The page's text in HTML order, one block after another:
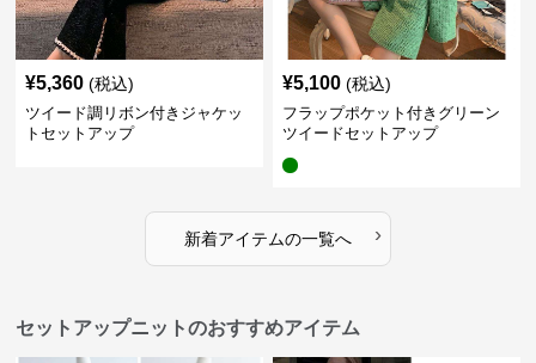
¥5,360 (税込)
ツイード調リボン付きジャケッ
トセットアップ
¥5,100 (税込)
フラップポケット付きグリーン
ツイードセットアップ
新着アイテムの一覧へ ›
セットアップニットのおすすめアイテム